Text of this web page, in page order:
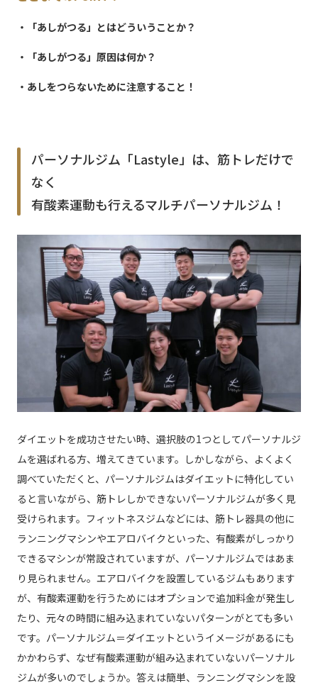
・「あしがつる」とはどういうことか？
・「あしがつる」原因は何か？
・あしをつらないために注意すること！
パーソナルジム「Lastyle」は、筋トレだけで
なく
有酸素運動も行えるマルチパーソナルジム！
ダイエットを成功させたい時、選択肢の1つとしてパーソナルジ
ムを選ばれる方、増えてきています。しかしながら、よくよく
調べていただくと、パーソナルジムはダイエットに特化してい
ると言いながら、筋トレしかできないパーソナルジムが多く見
受けられます。フィットネスジムなどには、筋トレ器具の他に
ランニングマシンやエアロバイクといった、有酸素がしっかり
できるマシンが常設されていますが、パーソナルジムではあま
り見られません。エアロバイクを設置しているジムもあります
が、有酸素運動を行うためにはオプションで追加料金が発生し
たり、元々の時間に組み込まれていないパターンがとても多い
です。パーソナルジム＝ダイエットというイメージがあるにも
かかわらず、なぜ有酸素運動が組み込まれていないパーソナル
ジムが多いのでしょうか。答えは簡単、ランニングマシンを設